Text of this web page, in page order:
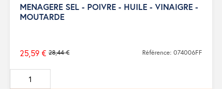
MENAGERE SEL - POIVRE - HUILE - VINAIGRE -
MOUTARDE
Prix
de
base
28,44 €
25,59 € Référence: 074006FF